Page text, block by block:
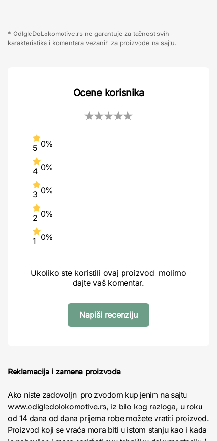
* OdIgleDoLokomotive.rs ne garantuje za tačnost svih
karakteristika i komentara vezanih za proizvode na sajtu.
Ocene korisnika
5 0%
4 0%
3 0%
2 0%
1 0%
Ukoliko ste koristili ovaj proizvod, molimo
dajte vaš komentar.
Napiši recenziju
Reklamacija i zamena proizvoda
Ako niste zadovoljni proizvodom kupljenim na sajtu
www.odigledolokomotive.rs, iz bilo kog razloga, u roku
od 14 dana od dana prijema robe možete vratiti proizvod.
Proizvod koji se vraća mora biti u istom stanju kao i kada